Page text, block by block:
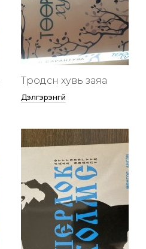
Төөрөодсөн хувь заяа
Дэлгэрэнгүй